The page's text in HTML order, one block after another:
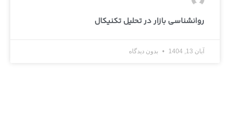
روانشناسی بازار در تحلیل تکنیکال
آبان 13, 1404 بدون دیدگاه